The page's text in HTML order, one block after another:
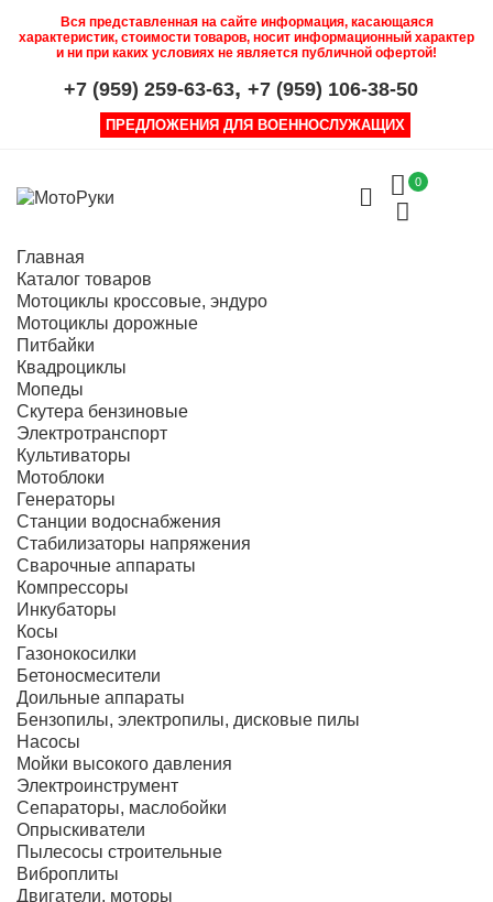
Вся представленная на сайте информация, касающаяся
характеристик, стоимости товаров, носит информационный характер
и ни при каких условиях не является публичной офертой!
+7 (959) 259-63-63, +7 (959) 106-38-50
ПРЕДЛОЖЕНИЯ ДЛЯ ВОЕННОСЛУЖАЩИХ
0
Главная
Каталог товаров
Мотоциклы кроссовые, эндуро
Мотоциклы дорожные
Питбайки
Квадроциклы
Мопеды
Скутера бензиновые
Электротранспорт
Культиваторы
Мотоблоки
Генераторы
Станции водоснабжения
Стабилизаторы напряжения
Сварочные аппараты
Компрессоры
Инкубаторы
Косы
Газонокосилки
Бетоносмесители
Доильные аппараты
Бензопилы, электропилы, дисковые пилы
Насосы
Мойки высокого давления
Электроинструмент
Сепараторы, маслобойки
Опрыскиватели
Пылесосы строительные
Виброплиты
Двигатели, моторы